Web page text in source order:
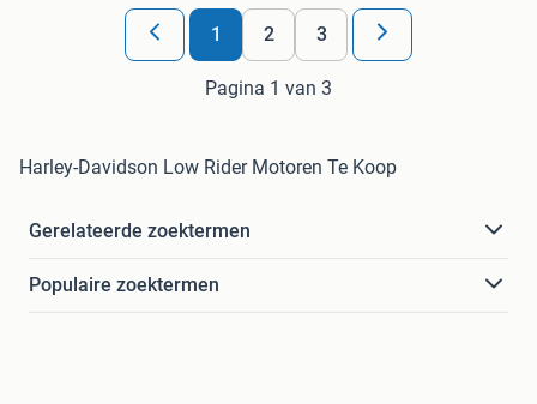
1 2 3
Pagina 1 van 3
Harley-Davidson Low Rider Motoren Te Koop
Gerelateerde zoektermen
Populaire zoektermen